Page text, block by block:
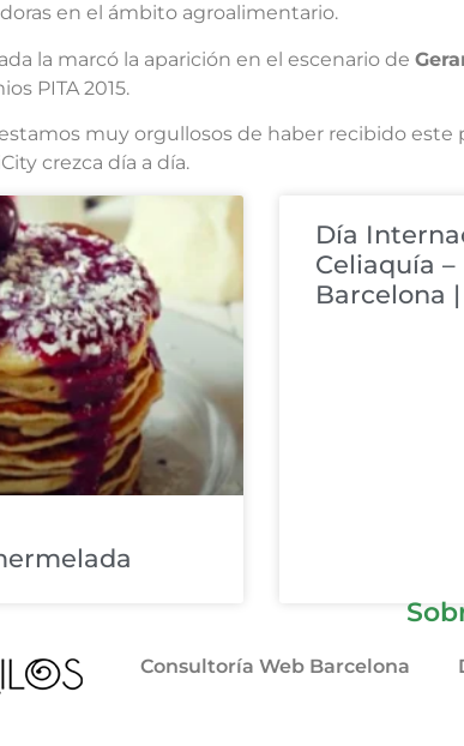
en el ámbito agroalimentario.
la marcó la aparición en el escenario de
PITA 2015.
muy orgullosos de haber recibido este
crezca día a día.
Día
Celiaquía
Barcelona
Consultoría Web Barcelona